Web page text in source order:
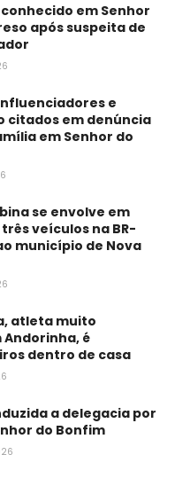
em Senhor
após suspeita de
e
citados em denúncia
em Senhor do
se envolve em
veículos na BR-
município de Nova
atleta muito
é
dentro de casa
a delegacia por
do Bonfim